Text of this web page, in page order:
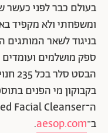
בעולם כבר לפני כעשר
ומשפחתי ולא מקפיד
בניגוד לשאר המותגים
ספק מושלמים
בקבוקון מי הפנים
ב־aesop.com
.